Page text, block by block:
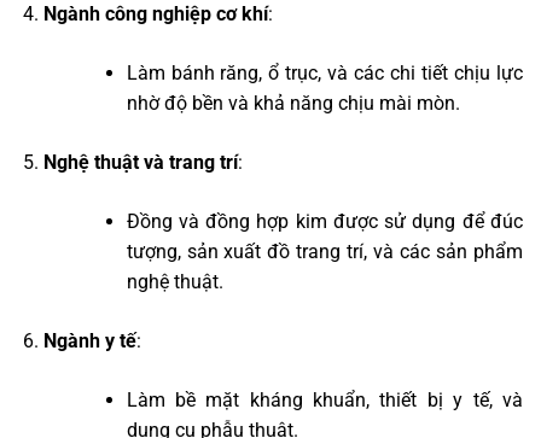
Ngành công nghiệp cơ khí:
Làm bánh răng, ổ trục, và các chi tiết chịu lực
nhờ độ bền và khả năng chịu mài mòn.
Nghệ thuật và trang trí:
Đồng và đồng hợp kim được sử dụng để đúc
tượng, sản xuất đồ trang trí, và các sản phẩm
nghệ thuật.
Ngành y tế:
Làm bề mặt kháng khuẩn, thiết bị y tế, và
dụng cụ phẫu thuật.